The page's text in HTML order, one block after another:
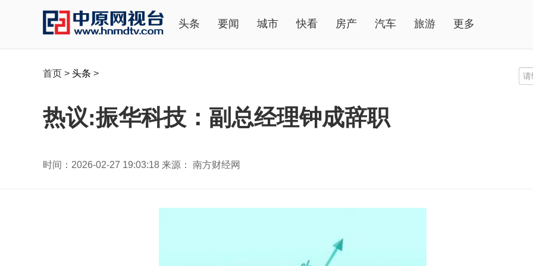
头条 要闻 城市 快看 房产 汽车 旅游 更多
首页 > 头条 >
热议:振华科技：副总经理钟成辞职
时间：2026-02-27 19:03:18 来源： 南方财经网